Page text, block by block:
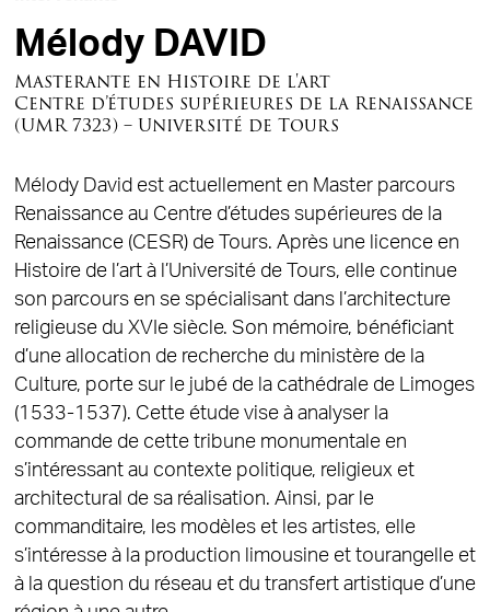
Mélody DAVID
Masterante en Histoire de l'art
Centre d’études supérieures de la Renaissance
(UMR 7323) – Université de Tours
Mélody David est actuellement en Master parcours
Renaissance au Centre d’études supérieures de la
Renaissance (CESR) de Tours. Après une licence en
Histoire de l’art à l’Université de Tours, elle continue
son parcours en se spécialisant dans l’architecture
religieuse du XVIe siècle. Son mémoire, bénéficiant
d’une allocation de recherche du ministère de la
Culture, porte sur le jubé de la cathédrale de Limoges
(1533-1537). Cette étude vise à analyser la
commande de cette tribune monumentale en
s’intéressant au contexte politique, religieux et
architectural de sa réalisation. Ainsi, par le
commanditaire, les modèles et les artistes, elle
s’intéresse à la production limousine et tourangelle et
à la question du réseau et du transfert artistique d’une